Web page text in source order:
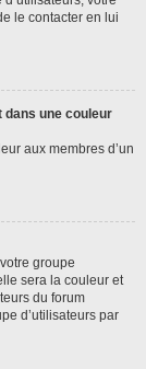
le contacter en lui
dans une couleur
aux membres d’un
groupe
sera la couleur et
du forum
d’utilisateurs par